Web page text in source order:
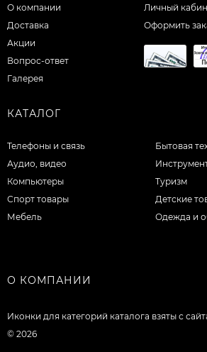
О компании
Доставка
Акции
Вопрос-ответ
Галерея
Личный
Оформить
КАТАЛОГ
Телефоны и связь
Аудио, видео
Компьютеры
Спорт товары
Мебель
Бытовая
Туризм
Детские
Одежда и
О КОМПАНИИ
Иконки для категорий каталога взяты с
© 2026